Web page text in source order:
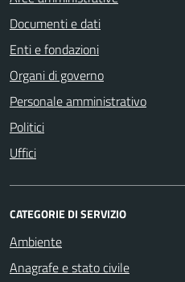
Documenti e dati
Enti e fondazioni
Organi di governo
Personale amministrativo
Politici
Uffici
CATEGORIE DI SERVIZIO
Ambiente
Anagrafe e stato civile